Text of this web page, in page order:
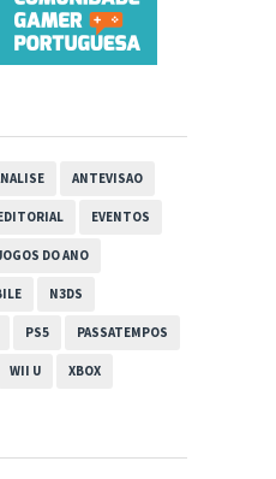
ANTEVISAO
EVENTOS
DO ANO
N3DS
PS5 PASSATEMPOS
WII U XBOX